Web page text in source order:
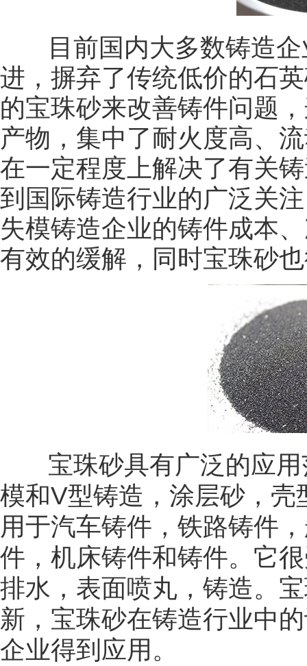
目前国内大多数铸造企
进，摒弃了传统低价的石
的宝珠砂来改善铸件问题
产物，集中了耐火度高、
在一定程度上解决了有关
到国际铸造行业的广泛关
失模铸造企业的铸件成本
有效的缓解，同时宝珠砂
宝珠砂具有广泛的应用
模和V型铸造，涂层砂，
用于汽车铸件，铁路铸件
件，机床铸件和铸件。它
排水，表面喷丸，铸造。
新，宝珠砂在铸造行业中
企业得到应用。